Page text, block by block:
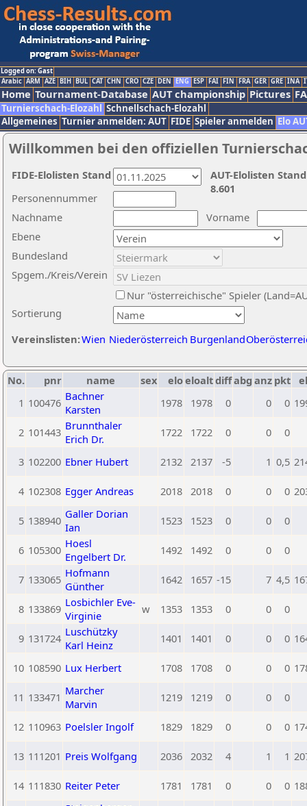
Logged on: Gast
Arabic ARM AZE BIH BUL CAT CHN CRO CZE DEN ENG ESP FAI FIN FRA GER GRE INA
Home Tournament-Database AUT championship Pictures
Turnierschach-Elozahl Schnellschach-Elozahl
Allgemeines Turnier anmelden: AUT FIDE Spieler anmelden Elo
Willkommen bei den offiziellen
Nachname
Vorname
Ebene
Sortierung
Personennummer
Bundesland
Spgem./Kreis/Verein
Nur "österreichische" Spieler
Vereinslisten:Wien Niederösterreich Burgenland
AUT-Elolisten
8.601
FIDE-Elolisten Stand
No. pnr name sex eloeloaltdiffabg anz pkt
1 100476 Bachner
Karsten
1978 1978 0 0 0
2 101443 Brunnthaler
Erich Dr.
1722 1722 0 0 0
3 102200 Ebner Hubert 2132 2137 -5 1 0,5
4 102308 Egger Andreas 2018 2018 0 0 0
5 138940 Galler Dorian
Ian
1523 1523 0 0 0
6 105300 Hoesl
Engelbert Dr.
1492 1492 0 0 0
7 133065 Hofmann
Günther
1642 1657 -15 7 4,5
8 133869 Losbichler Eve-
Virginie
w 1353 1353 0 0 0
9 131724 Luschützky
Karl Heinz
1401 1401 0 0 0
10 108590 Lux Herbert 1708 1708 0 0 0
11 133471 Marcher
Marvin
1219 1219 0 0 0
12 110963 Poelsler Ingolf 1829 1829 0 0 0
13 111201 Preis Wolfgang 2036 2032 4 1 1
14 111830 Reiter Peter 1781 1781 0 0 0